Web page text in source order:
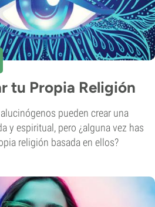
tu Propia Religión
pueden crear una
y espiritual, pero ¿alguna vez has
religión basada en ellos?